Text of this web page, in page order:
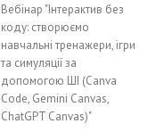
Вебінар "Інтерактив без
коду: створюємо
навчальні тренажери, ігри
та симуляції за
допомогою ШІ (Canva
Code, Gemini Canvas,
ChatGPT Canvas)"